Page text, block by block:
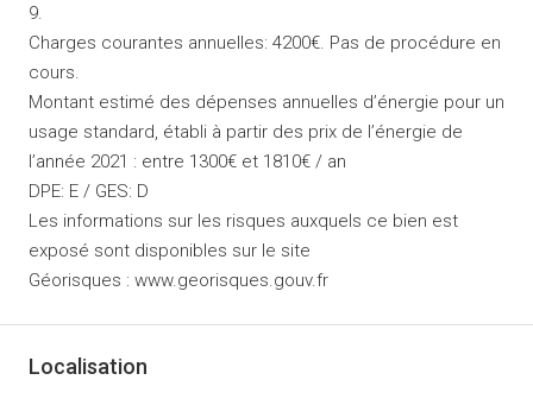
9.
Charges courantes annuelles: 4200€. Pas de procédure en
cours.
Montant estimé des dépenses annuelles d’énergie pour un
usage standard, établi à partir des prix de l’énergie de
l’année 2021 : entre 1300€ et 1810€ / an
DPE: E / GES: D
Les informations sur les risques auxquels ce bien est
exposé sont disponibles sur le site
Géorisques : www.georisques.gouv.fr
Localisation